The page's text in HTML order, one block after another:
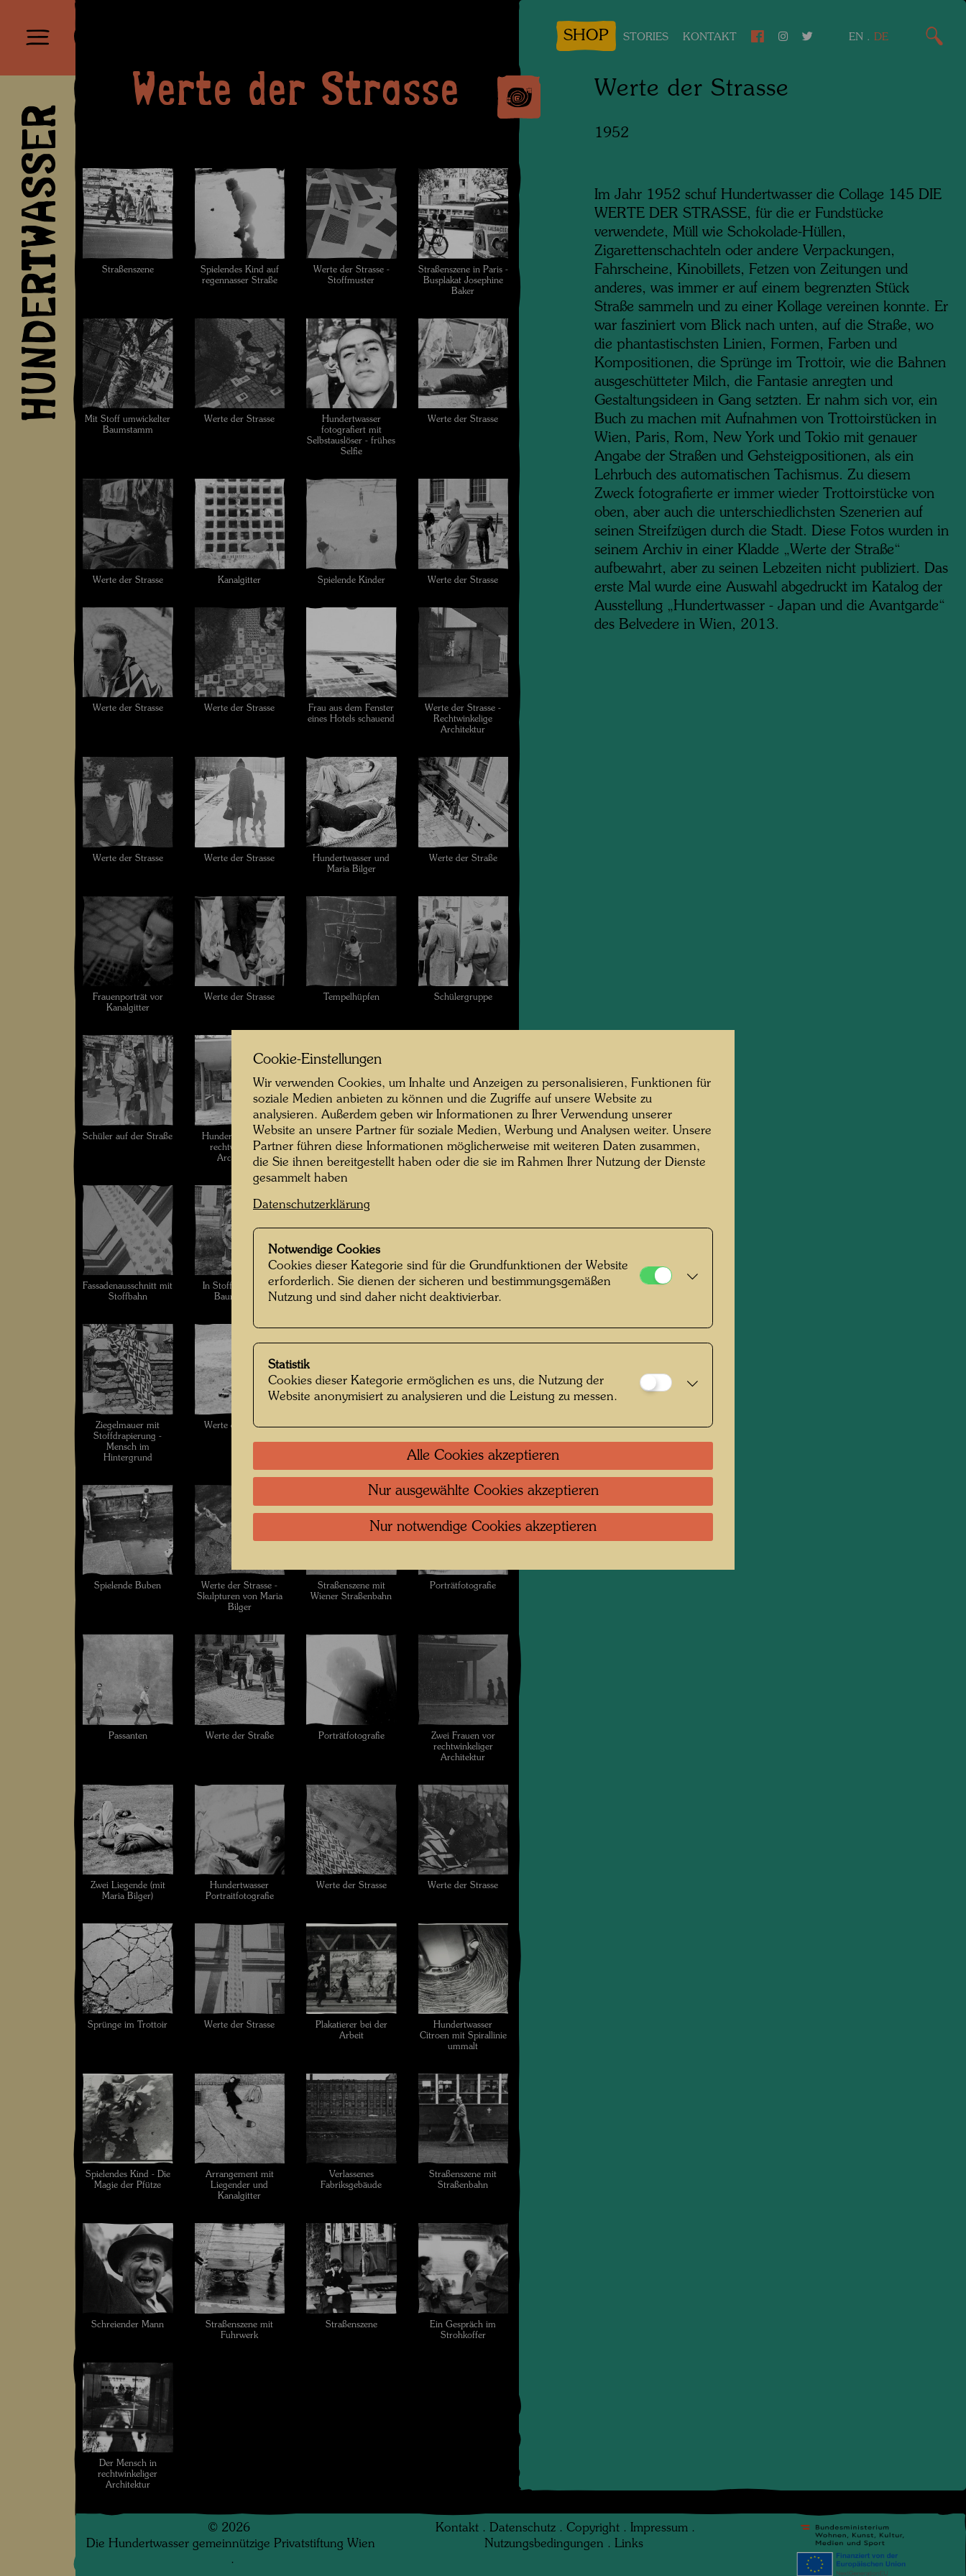
HUNDERTWASSER
SHOP STORIES KONTAKT EN . DE
Werte der Strasse
Straßenszene
Spielendes Kind auf
regennasser Straße
Werte der Strasse -
Stoffmuster
Straßenszene in Paris -
Busplakat Josephine
Baker
Mit Stoff umwickelter
Baumstamm
Werte der Strasse
Hundertwasser
fotografiert mit
Selbstauslöser - frühes
Selfie
Werte der Strasse
Werte der Strasse Kanalgitter Spielende Kinder Werte der Strasse
Werte der Strasse Werte der Strasse
Frau aus dem Fenster
eines Hotels schauend
Werte der Strasse -
Rechtwinkelige
Architektur
Werte der Strasse Werte der Strasse
Hundertwasser und
Maria Bilger
Werte der Straße
Frauenporträt vor
Kanalgitter
Werte der Strasse Tempelhüpfen Schülergruppe
Schüler auf der Straße
Hundertwasser vor
rechtwinkeliger
Architektur
Werte der Straße Porträtfotografie
Fassadenausschnitt mit
Stoffbahn
In Stoff verpackter
Baumstamm
Werte der Strasse -
Füße und Stoffmuster
Zwei Liegende
Ziegelmauer mit
Stoffdrapierung -
Mensch im
Hintergrund
Werte der Strasse
Hundertwasser mit
Porträtfoto vor dem
Spielende Buben
Werte der Strasse -
Skulpturen von Maria
Bilger
Straßenszene mit
Wiener Straßenbahn
Porträtfotografie
Passanten Werte der Straße Porträtfotografie
Zwei Frauen vor
rechtwinkeliger
Architektur
Zwei Liegende (mit
Maria Bilger)
Hundertwasser
Portraitfotografie
Werte der Strasse Werte der Strasse
Sprünge im Trottoir Werte der Strasse
Plakatierer bei der
Arbeit
Hundertwasser
Citroen mit Spirallinie
ummalt
Spielendes Kind - Die
Magie der Pfütze
Arrangement mit
Liegender und
Kanalgitter
Verlassenes
Fabriksgebäude
Straßenszene mit
Straßenbahn
Schreiender Mann
Straßenszene mit
Fuhrwerk
Straßenszene
Ein Gespräch im
Strohkoffer
Der Mensch in
rechtwinkeliger
Architektur
Werte der Strasse
1952
Im Jahr 1952 schuf Hundertwasser die Collage 145 DIE
WERTE DER STRASSE, für die er Fundstücke
verwendete, Müll wie Schokolade-Hüllen,
Zigarettenschachteln oder andere Verpackungen,
Fahrscheine, Kinobillets, Fetzen von Zeitungen und
anderes, was immer er auf einem begrenzten Stück
Straße sammeln und zu einer Kollage vereinen konnte. Er
war fasziniert vom Blick nach unten, auf die Straße, wo
die phantastischsten Linien, Formen, Farben und
Kompositionen, die Sprünge im Trottoir, wie die Bahnen
ausgeschütteter Milch, die Fantasie anregten und
Gestaltungsideen in Gang setzten. Er nahm sich vor, ein
Buch zu machen mit Aufnahmen von Trottoirstücken in
Wien, Paris, Rom, New York und Tokio mit genauer
Angabe der Straßen und Gehsteigpositionen, als ein
Lehrbuch des automatischen Tachismus. Zu diesem
Zweck fotografierte er immer wieder Trottoirstücke von
oben, aber auch die unterschiedlichsten Szenerien auf
seinen Streifzügen durch die Stadt. Diese Fotos wurden in
seinem Archiv in einer Kladde „Werte der Straße“
aufbewahrt, aber zu seinen Lebzeiten nicht publiziert. Das
erste Mal wurde eine Auswahl abgedruckt im Katalog der
Ausstellung „Hundertwasser - Japan und die Avantgarde“
des Belvedere in Wien, 2013.
© 2026
Die Hundertwasser gemeinnützige Privatstiftung Wien
.
Kontakt . Datenschutz . Copyright . Impressum .
Nutzungsbedingungen . Links
Cookie-Einstellungen
Wir verwenden Cookies, um Inhalte und Anzeigen zu personalisieren, Funktionen für
soziale Medien anbieten zu können und die Zugriffe auf unsere Website zu
analysieren. Außerdem geben wir Informationen zu Ihrer Verwendung unserer
Website an unsere Partner für soziale Medien, Werbung und Analysen weiter. Unsere
Partner führen diese Informationen möglicherweise mit weiteren Daten zusammen,
die Sie ihnen bereitgestellt haben oder die sie im Rahmen Ihrer Nutzung der Dienste
gesammelt haben
Datenschutzerklärung
Notwendige Cookies
Cookies dieser Kategorie sind für die Grundfunktionen der Website
erforderlich. Sie dienen der sicheren und bestimmungsgemäßen
Nutzung und sind daher nicht deaktivierbar.
Statistik
Cookies dieser Kategorie ermöglichen es uns, die Nutzung der
Website anonymisiert zu analysieren und die Leistung zu messen.
Alle Cookies akzeptieren
Nur ausgewählte Cookies akzeptieren
Nur notwendige Cookies akzeptieren